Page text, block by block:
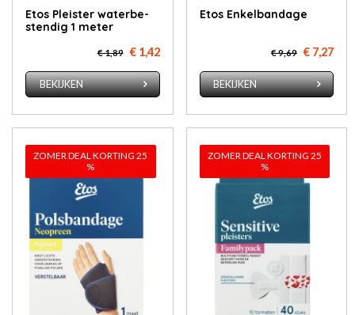
Etos Pleis­ter wa­ter­be­
sten­dig 1 me­ter
€ 1,89 € 1,42
BEKIJKEN
Etos En­kel­ban­da­ge
€ 9,69 € 7,27
BEKIJKEN
ZOMER DEAL KORTING 25
%
ZOMER DEAL KORTING 25
%